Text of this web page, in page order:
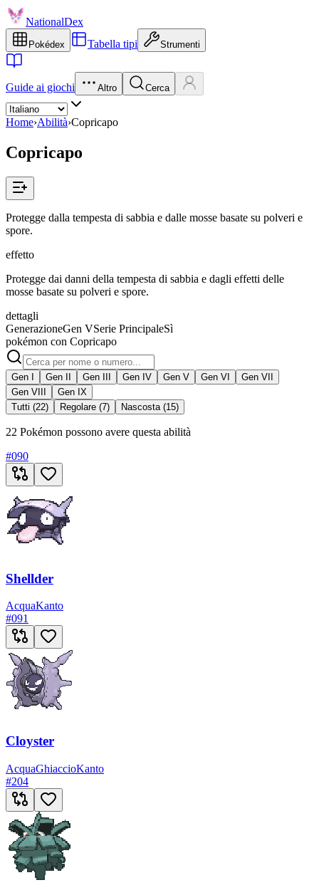
NationalDex
Pokédex Tabella tipi Strumenti
Guide ai giochi Altro Cerca
Home›Abilità›Copricapo
Copricapo
Protegge dalla tempesta di sabbia e dalle mosse basate su polveri e
spore.
effetto
Protegge dai danni della tempesta di sabbia e dagli effetti delle
mosse basate su polveri e spore.
dettagli
GenerazioneGen VSerie PrincipaleSì
pokémon con Copricapo
Gen I Gen II Gen III Gen IV Gen V Gen VI
Gen VII
Gen VIII
Gen IX
Tutti (22)
Regolare (7) Nascosta (15)
22 Pokémon possono avere questa abilità
#090
Shellder
AcquaKanto
#091
Cloyster
AcquaGhiaccioKanto
#204